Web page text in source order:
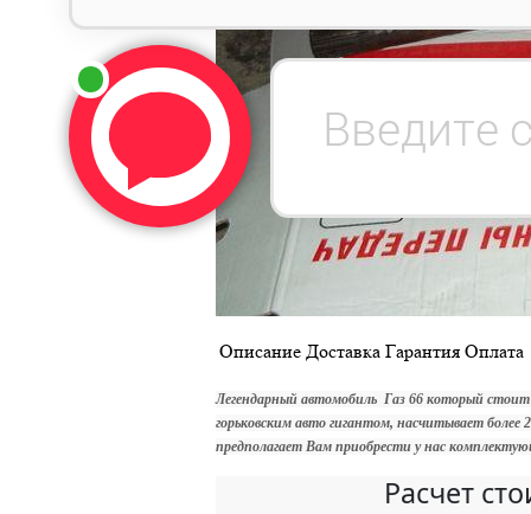
Описание Доставка Гарантия Оплата
Легендарный автомобиль Газ 66 который
горьковским авто гигантом, насчитывает
предполагает Вам приобрести у нас